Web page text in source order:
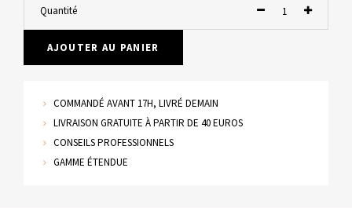
Quantité
AJOUTER AU PANIER
COMMANDÉ AVANT 17H, LIVRÉ DEMAIN
LIVRAISON GRATUITE À PARTIR DE 40 EUROS
CONSEILS PROFESSIONNELS
GAMME ÉTENDUE